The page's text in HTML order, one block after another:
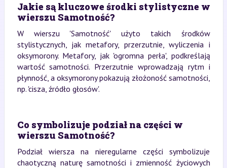
Jakie są kluczowe środki stylistyczne w
wierszu Samotność?
W wierszu 'Samotność' użyto takich środków
stylistycznych, jak metafory, przerzutnie, wyliczenia i
oksymorony. Metafory, jak 'ogromna perła', podkreślają
wartość samotności. Przerzutnie wprowadzają rytm i
płynność, a oksymorony pokazują złożoność samotności,
np. 'cisza, źródło głosów'.
Co symbolizuje podział na części w
wierszu Samotność?
Podział wiersza na nieregularne części symbolizuje
chaotyczną naturę samotności i zmienność życiowych